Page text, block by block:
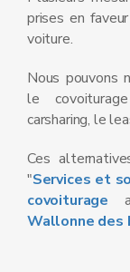
prises en
voiture.
Nous pouvons
le
carsharing, le
Ces
"Services et
covoiturage
Wallonne des